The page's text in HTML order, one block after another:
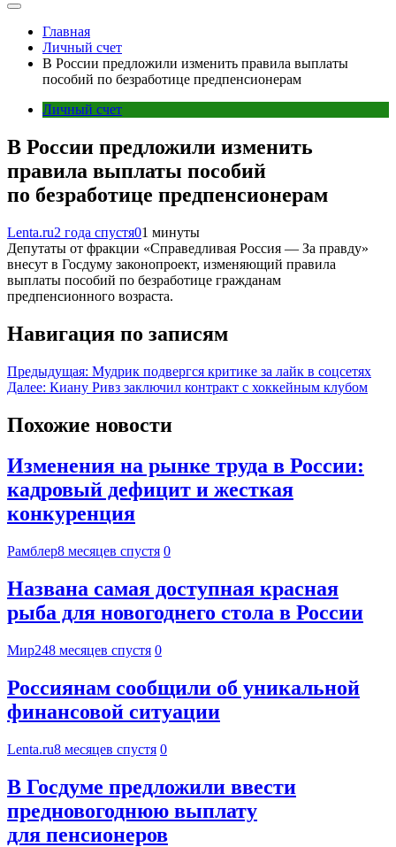
Главная
Личный счет
В России предложили изменить правила выплаты
пособий по безработице предпенсионерам
Личный счет
В России предложили изменить
правила выплаты пособий
по безработице предпенсионерам
Lenta.ru2 года спустя01 минуты
Депутаты от фракции «Справедливая Россия — За правду»
внесут в Госдуму законопроект, изменяющий правила
выплаты пособий по безработице гражданам
предпенсионного возраста.
Навигация по записям
Предыдущая: Мудрик подвергся критике за лайк в соцсетях
Далее: Киану Ривз заключил контракт с хоккейным клубом
Похожие новости
Изменения на рынке труда в России:
кадровый дефицит и жесткая
конкуренция
Рамблер8 месяцев спустя 0
Названа самая доступная красная
рыба для новогоднего стола в России
Мир248 месяцев спустя 0
Россиянам сообщили об уникальной
финансовой ситуации
Lenta.ru8 месяцев спустя 0
В Госдуме предложили ввести
предновогоднюю выплату
для пенсионеров